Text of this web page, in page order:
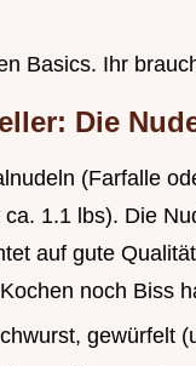
Basics. Ihr
Die
(Farfalle
1.1 lbs). Die
auf gute
noch Biss
gewürfelt